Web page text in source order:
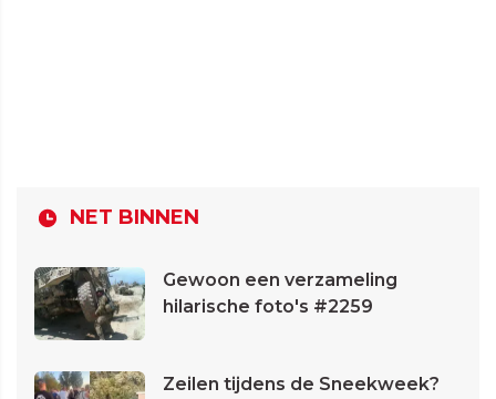
NET BINNEN
Gewoon een verzameling
hilarische foto's #2259
Zeilen tijdens de Sneekweek?